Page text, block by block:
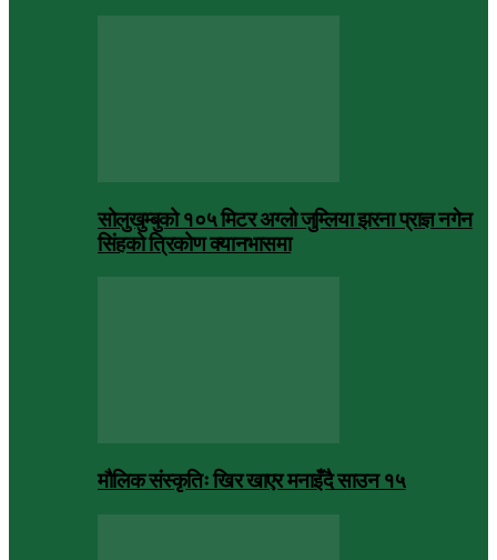
सोलुखुम्बुको १०५ मिटर अग्लो जुम्लिया झरना प्राज्ञ नगेन
सिंहको त्रिकोण क्यानभासमा
मौलिक संस्कृतिः खिर खाएर मनाइँदै साउन १५